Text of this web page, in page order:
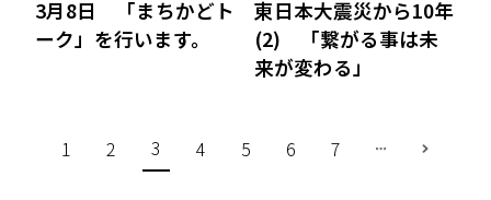
3月8日 「まちかどト
ーク」を行います。
東日本大震災から10年
(2) 「繋がる事は未
来が変わる」
1 2 3 4 5 6 7